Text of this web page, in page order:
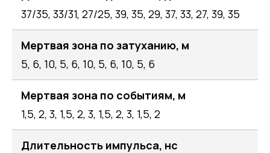
37/35, 33/31, 27/25, 39, 35, 29, 37, 33, 27, 39, 35
Мертвая зона по затуханию, м
5, 6, 10, 5, 6, 10, 5, 6, 10, 5, 6
Мертвая зона по событиям, м
1,5, 2, 3, 1,5, 2, 3, 1,5, 2, 3, 1,5, 2
Длительность импульса, нс